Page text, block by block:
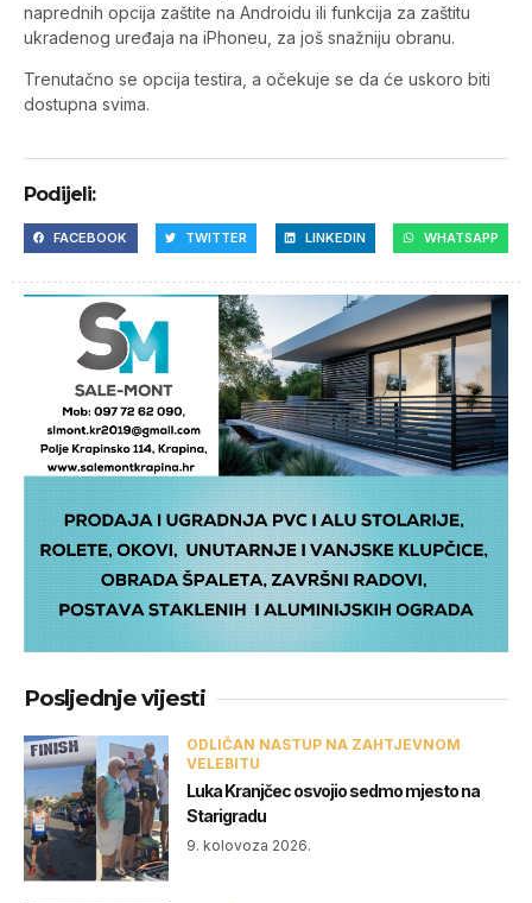
naprednih opcija zaštite na Androidu ili funkcija za zaštitu
ukradenog uređaja na iPhoneu, za još snažniju obranu.
Trenutačno se opcija testira, a očekuje se da će uskoro biti
dostupna svima.
Podijeli:
FACEBOOK TWITTER LINKEDIN WHATSAPP
Posljednje vijesti
ODLIČAN NASTUP NA ZAHTJEVNOM
VELEBITU
Luka Kranjčec osvojio sedmo mjesto na
Starigradu
9. kolovoza 2026.